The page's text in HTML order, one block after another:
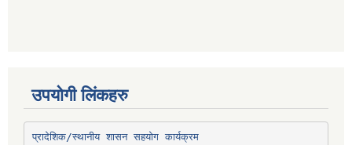
उपयोगी लिंकहरु
प्रादेशिक/स्थानीय शासन सहयोग कार्यक्रम